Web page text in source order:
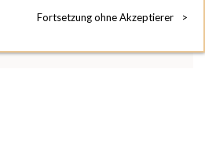
Fortsetzung ohne Akzeptierer >